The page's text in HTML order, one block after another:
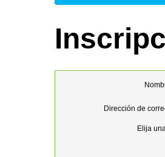
Dirección de
Elija